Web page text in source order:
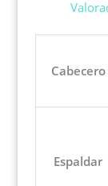
Cabecero
Espaldar